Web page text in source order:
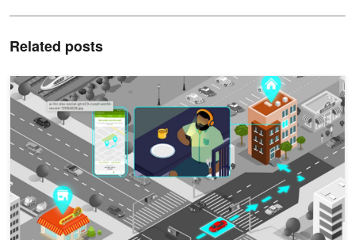
Related posts
NVIDIA cuOpt の高速最適化を体験し運用効率を向上